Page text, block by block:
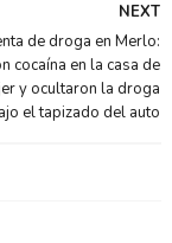
NEXT
de droga en Merlo:
cocaína en la casa de
y ocultaron la droga
el tapizado del auto